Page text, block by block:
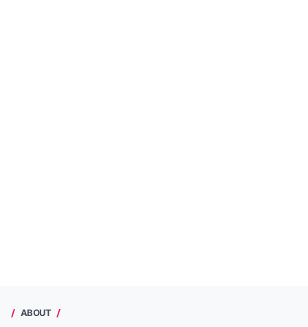
ABOUT